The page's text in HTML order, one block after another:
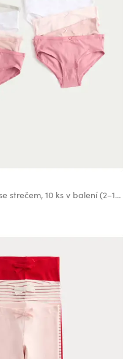
Kalhotky z bavlny se strečem, 10 ks v balení (2–14 let) Marks & Spencer vícebarevná